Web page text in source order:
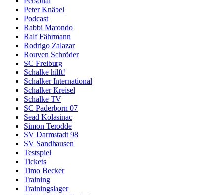
Peter Knäbel
Podcast
Rabbi Matondo
Ralf Fährmann
Rodrigo Zalazar
Rouven Schröder
SC Freiburg
Schalke hilft!
Schalker International
Schalker Kreisel
Schalke TV
SC Paderborn 07
Sead Kolasinac
Simon Terodde
SV Darmstadt 98
SV Sandhausen
Testspiel
Tickets
Timo Becker
Training
Trainingslager